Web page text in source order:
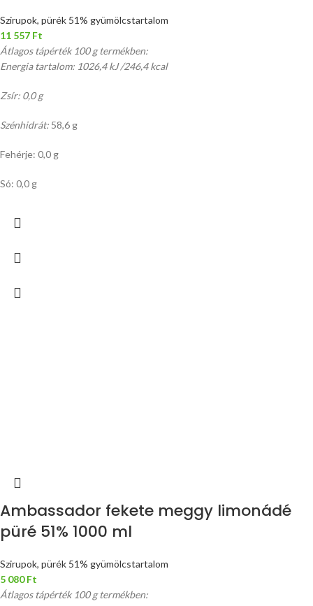
Szirupok, pürék 51% gyümölcstartalom
11 557 Ft
Átlagos tápérték 100 g termékben:
Energia tartalom: 1026,4 kJ /246,4 kcal
Zsír: 0,0 g
Szénhidrát: 58,6 g
Fehérje: 0,0 g
Só: 0,0 g
Ambassador fekete meggy limonádé
püré 51% 1000 ml
Szirupok, pürék 51% gyümölcstartalom
5 080Ft
Átlagos tápérték 100 g termékben: